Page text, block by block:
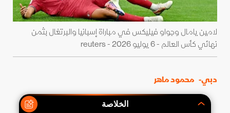
لامين يامال وجواو فيليكس في مباراة إسبانيا والبرتغال بثمن
نهائي كأس العالم - 6 يوليو 2026 - reuters
دبي- محمود ماهر
الخلاصة